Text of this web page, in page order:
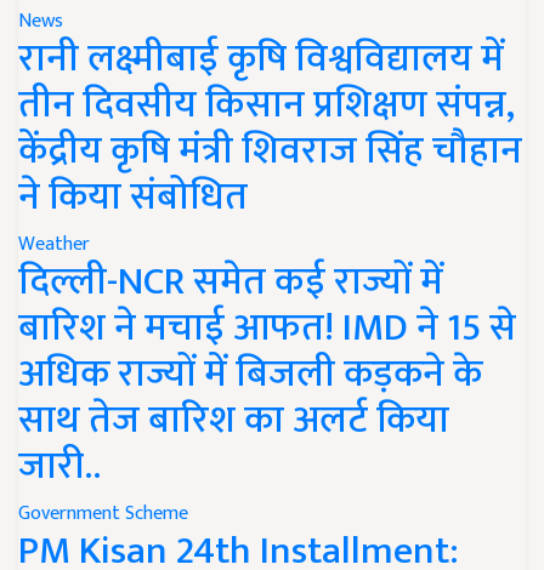
News
रानी लक्ष्मीबाई कृषि विश्वविद्यालय में
तीन दिवसीय किसान प्रशिक्षण संपन्न,
केंद्रीय कृषि मंत्री शिवराज सिंह चौहान
ने किया संबोधित
Weather
दिल्ली-NCR समेत कई राज्यों में
बारिश ने मचाई आफत! IMD ने 15 से
अधिक राज्यों में बिजली कड़कने के
साथ तेज बारिश का अलर्ट किया
जारी..
Government Scheme
PM Kisan 24th Installment: